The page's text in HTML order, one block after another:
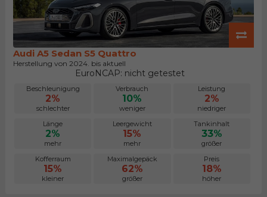
Audi A5 Sedan S5 Quattro
Herstellung von 2024. bis aktuell
EuroNCAP: nicht getestet
Beschleunigung
2%
schlechter
Verbrauch
10%
weniger
Leistung
2%
niedriger
Länge
2%
mehr
Leergewicht
15%
mehr
Tankinhalt
33%
größer
Kofferraum
15%
kleiner
Maximalgepäck
62%
größer
Preis
18%
höher